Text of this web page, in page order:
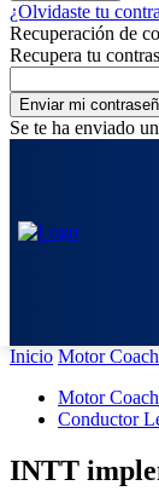
¿Olvidaste tu
Recuperación de
Recupera tu
Se te ha enviado
Inicio Motor Coach
Motor Coach
Conductor
INTT